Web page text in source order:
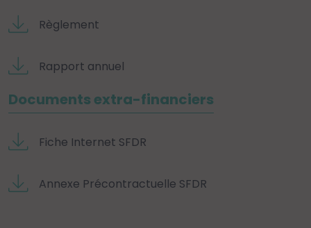
Règlement
Rapport annuel
Documents extra-financiers
Fiche Internet SFDR
Annexe Précontractuelle SFDR